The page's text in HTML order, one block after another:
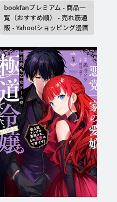
bookfanプレミアム - 商品一
覧（おすすめ順） - 売れ筋通
販 - Yahoo!ショッピング漫画